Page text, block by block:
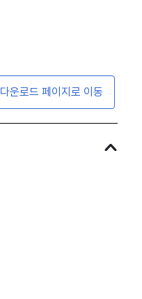
다운로드 페이지로 이동